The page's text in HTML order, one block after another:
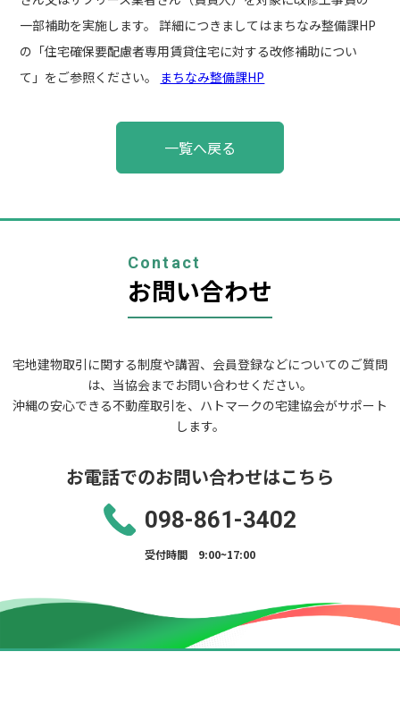
一部補助を実施します。 詳細につきましてはまちなみ整備課HP
の「住宅確保要配慮者専用賃貸住宅に対する改修補助につい
て」をご参照ください。 まちなみ整備課HP
ー
一覧へ戻る
Contact
お問い合わせ
宅地建物取引に関する制度や講習、会員登録などについてのご質問
は、当協会までお問い合わせください。
沖縄の安心できる不動産取引を、ハトマークの宅建協会がサポート
します。
お電話でのお問い合わせはこちら
098-861-3402
受付時間 9:00~17:00